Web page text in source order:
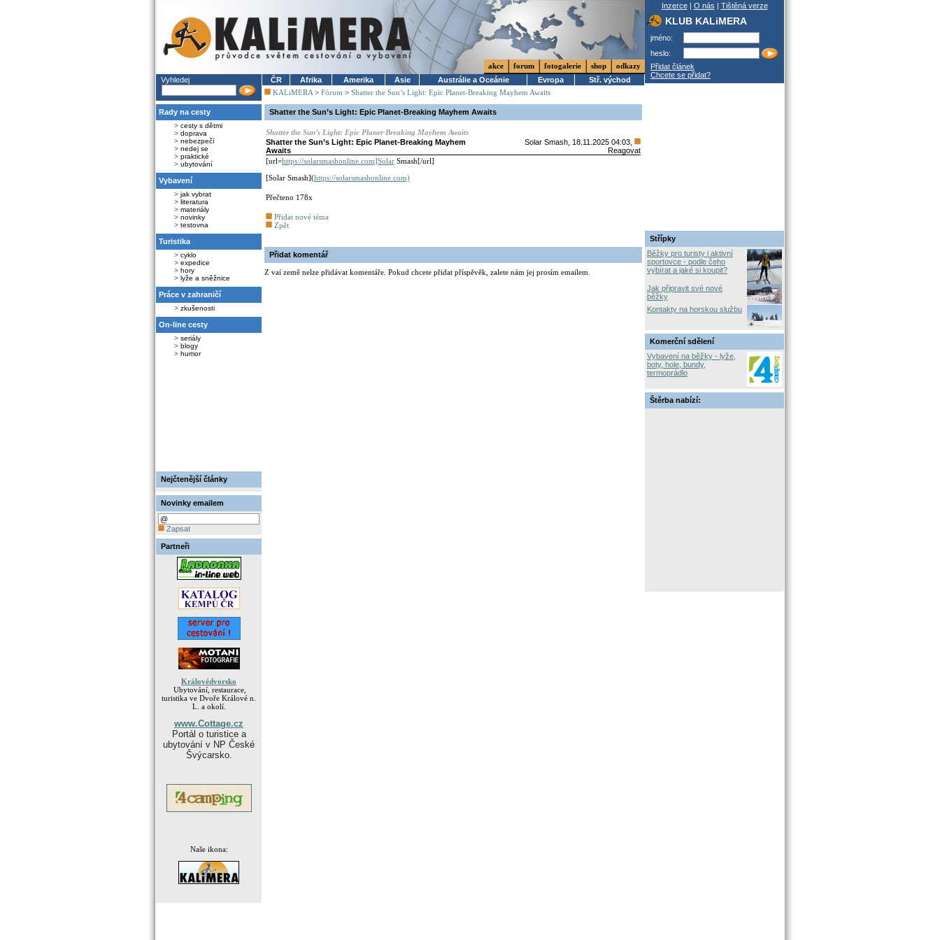
Vyhledej
Rady na cesty
> cesty s dětmi
> doprava
> nebezpečí
> nedej se
> praktické
> ubytování
Vybavení
> jak vybrat
> literatura
> materiály
> novinky
> testovna
Turistika
> cyklo
> expedice
> hory
> lyže a sněžnice
Práce v zahraničí
> zkušenosti
On-line cesty
> seriály
> blogy
> humor
Nejčtenější články
Novinky emailem
Zapsat
Partneři
Královédvorsko
Ubytování, restaurace,
turistika ve Dvoře Králové n.
L. a okolí.
www.Cottage.cz
Portál o turistice a
ubytování v NP České
Švýcarsko.
Naše ikona:
akce forum fotogalerie shop
odkazy
ČR
Afrika Amerika Asie Austrálie a Oceánie Evropa
Stř. východ
KALiMERA > Fórum > Shatter the Sun’s Light: Epic Planet-Breaking Mayhem Awaits
Shatter the Sun’s Light: Epic Planet-Breaking Mayhem Awaits
Shatter the Sun’s Light: Epic Planet-Breaking Mayhem Awaits
Shatter the Sun’s Light: Epic Planet-Breaking Mayhem
Awaits
Solar Smash , 18.11.2025 04:03,
Reagovat
[url=https://solarsmashonline.com]Solar Smash[/url]
[Solar Smash](https://solarsmashonline.com)
Přečteno 178x
Přidat nové téma
Zpět
Přidat komentář
Z vaí země nelze přidávat komentáře. Pokud chcete přidat příspěvěk, zalete nám jej prosím emailem.
Inzerce| O nás | Tištěná verze
KLUB KALiMERA
jméno:
heslo:
Přidat článek
Chcete se přidat?
Střípky
Běžky pro turisty i aktivní
sportovce - podle čeho
vybírat a jaké si koupit?
Jak připravit své nové
běžky
Kontakty na horskou službu
Komerční sdělení
Vybavení na běžky - lyže,
boty, hole, bundy,
termoprádlo
Štěrba nabízí: